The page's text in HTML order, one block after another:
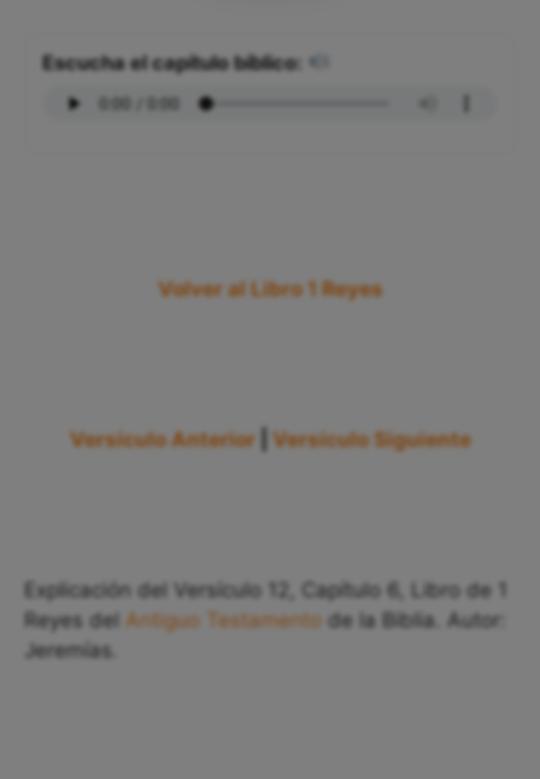
Escucha el capítulo bíblico:
Volver al Libro 1 Reyes
Versículo Anterior Versículo Siguiente
Explicación del Versículo 12, Capítulo 6, Libro de 1
Reyes del Antiguo Testamento de la Biblia. Autor:
Jeremías.